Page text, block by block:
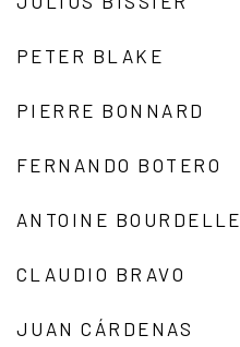
PETER BLAKE
PIERRE BONNARD
FERNANDO BOTERO
ANTOINE BOURDELLE
CLAUDIO BRAVO
JUAN CÁRDENAS